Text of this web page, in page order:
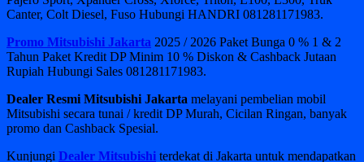
Canter, Colt Diesel, Fuso Hubungi HANDRI 081281171983.
Promo Mitsubishi Jakarta 2025 / 2026 Paket Bunga 0 % 1 & 2
Tahun Paket Kredit DP Minim 10 % Diskon & Cashback Jutaan
Rupiah Hubungi Sales 081281171983.
Dealer Resmi Mitsubishi Jakarta melayani pembelian mobil
Mitsubishi secara tunai / kredit DP Murah, Cicilan Ringan, banyak
promo dan Cashback Spesial.
Kunjungi Dealer Mitsubishi terdekat di Jakarta untuk mendapatkan